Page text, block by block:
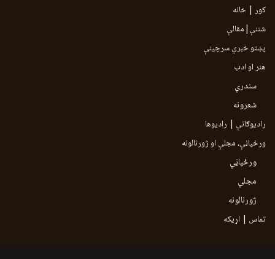
کور | خانه
شننې|مقالې
پښتو خبري سرچينې
هنر او ادب
سندرې
شعرونه
رادیوګانې | رادیوها
ورځپاڼې، مجلې او ژورنالونه
ورځپاڼې
مجلې
ژورنالونه
تماس | اړیکه